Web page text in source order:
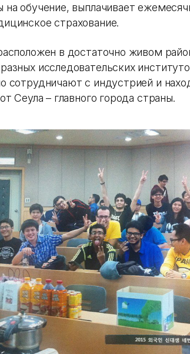
на обучение, выплачивает
страхование.
в достаточно живом
исследовательских
сотрудничают с индустрией и
Сеула – главного города страны.